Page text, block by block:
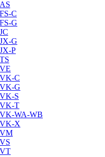
C
G
G
P
C
G
S
T
WA-WB
X